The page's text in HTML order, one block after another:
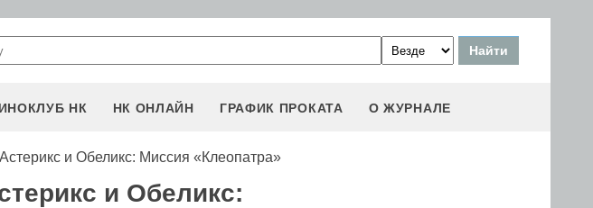
НК НК ОНЛАЙН ГРАФИК ПРОКАТА О ЖУРНАЛЕ
и Обеликс: Миссия «Клеопатра»
и Обеликс: